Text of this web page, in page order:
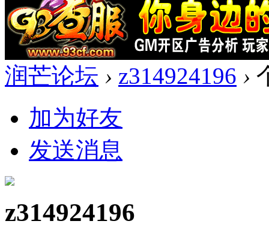
润芒论坛 › z314924196 ›
加为好友
发送消息
z314924196